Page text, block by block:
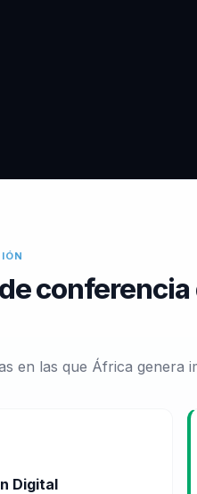
conferencia
en las que África genera
Digital